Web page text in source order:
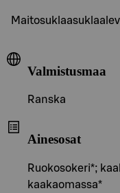
Valmistusmaa
Ranska
Ainesosat
Ruokosokeri*;
kaakaomassa*